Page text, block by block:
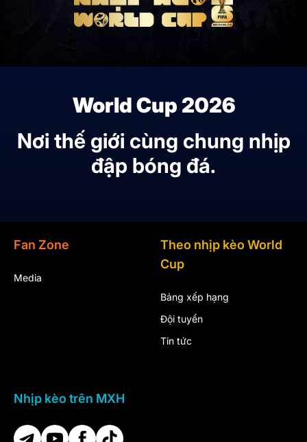
World Cup 2026
Nơi thế giới cùng chung nhịp
đập bóng đá.
Fan Zone
Media
Theo nhịp kèo World
Cup
Bảng xếp hạng
Đội tuyển
Tin tức
Nhịp kèo trên MXH